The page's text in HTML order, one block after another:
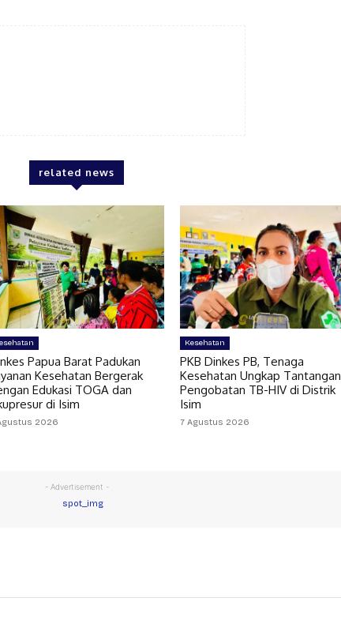
related news
Papua Barat Padukan
Kesehatan Bergerak
Edukasi TOGA dan
di Isim
2026
Kesehatan
PKB Dinkes PB, Tenaga
Kesehatan Ungkap Tantangan
Pengobatan TB-HIV di Distrik
Isim
7 Agustus 2026
- Advertisement -